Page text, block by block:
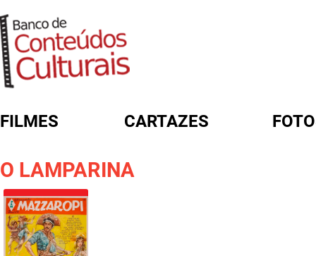
FILMES CARTAZES
O LAMPARINAFORMULÁRIO DE BUSCA